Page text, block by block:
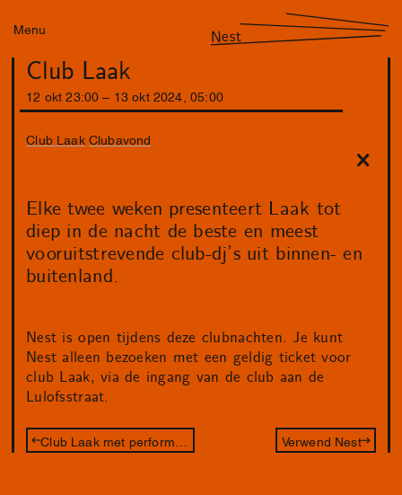
Menu Nest
Club Laak
12 okt 23 :00 13 okt 2024 05 : 00
Club Laak Clubavond
Elke twee weken presenteert Laak tot
diep in de nacht de beste en meest
vooruitstrevende club-dj’s uit binnen- en
buitenland.
Nest is open tijdens deze clubnachten. Je kunt
Nest alleen bezoeken met een geldig ticket voor
club Laak, via de ingang van de club aan de
Lulofsstraat.
Verwend Nest